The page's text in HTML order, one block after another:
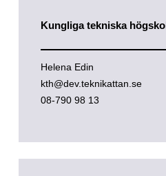
Kungliga tekniska
Helena Edin
kth@dev.teknikattan.se
08-790 98 13